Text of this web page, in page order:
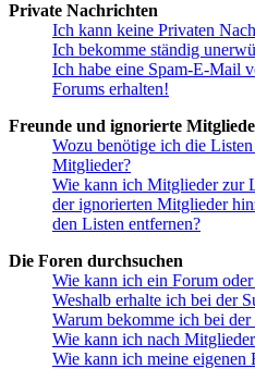
Private Nachrichten
Ich kann keine Privaten
Ich bekomme ständig
Ich habe eine Spam-E-Mail
Forums erhalten!
Freunde und ignorierte
Wozu benötige ich die
Mitglieder?
Wie kann ich Mitglieder zur
der ignorierten Mitglieder
den Listen entfernen?
Die Foren durchsuchen
Wie kann ich ein Forum
Weshalb erhalte ich bei der
Warum bekomme ich bei der
Wie kann ich nach
Wie kann ich meine eigenen